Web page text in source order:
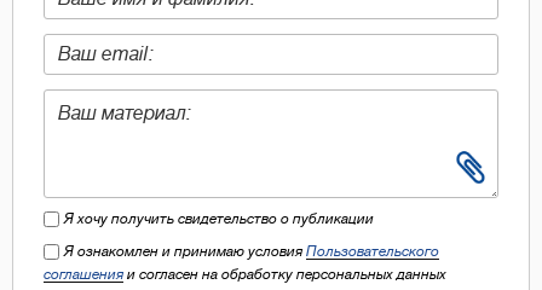
Я хочу получить свидетельство о публикации
Я ознакомлен и принимаю условия Пользовательского
соглашения и согласен на обработку персональных данных